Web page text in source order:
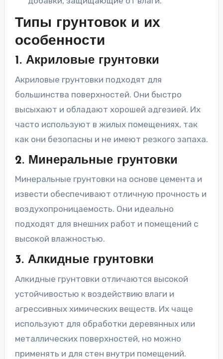
Типы грунтовок и их
особенности
1. Акриловые грунтовки
Акриловые грунтовки подходят для
большинства поверхностей. Они быстро
высыхают и обладают хорошей адгезией. Их
часто используют в жилых помещениях, так
как они безопасны и не имеют резкого запаха.
2. Минеральные грунтовки
Минеральные грунтовки на основе цемента и
извести обеспечивают отличную прочность и
воздухопроницаемость. Они идеально
подходят для внешних работ и помещений с
высокой влажностью.
3. Алкидные грунтовки
Алкидные грунтовки отличаются высокой
устойчивостью к воздействию влаги и
агрессивных химических веществ. Их чаще
используют для обработки деревянных или
металлических поверхностей, но можно
применять и для стен внутри помещений.